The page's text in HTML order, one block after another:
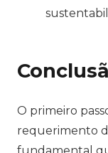
O primeiro
requerimento